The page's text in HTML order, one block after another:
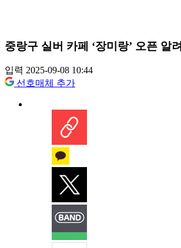
중랑구 실버 카페 ‘장미랑’ 오픈 알려
입력 2025-09-08 10:44
선호매체 추가